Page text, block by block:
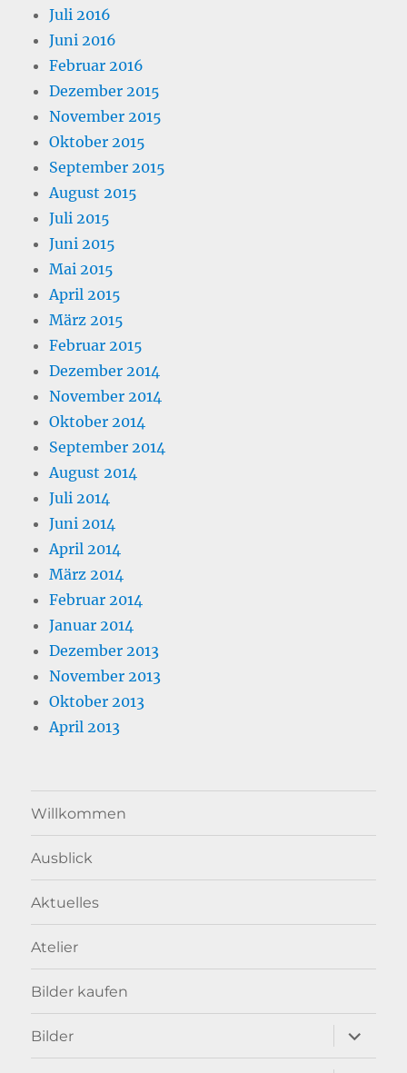
Juli 2016
Juni 2016
Februar 2016
Dezember 2015
November 2015
Oktober 2015
September 2015
August 2015
Juli 2015
Juni 2015
Mai 2015
April 2015
März 2015
Februar 2015
Dezember 2014
November 2014
Oktober 2014
September 2014
August 2014
Juli 2014
Juni 2014
April 2014
März 2014
Februar 2014
Januar 2014
Dezember 2013
November 2013
Oktober 2013
April 2013
Willkommen
Ausblick
Aktuelles
Atelier
Bilder kaufen
Bilder
anzeigen